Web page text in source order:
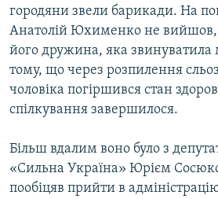
ІНФОГРАФІКА
ДОЛУЧАЙСЯ!
Усі сайти RFE/RL
городяни звели барикади. На
Анатолій Юхименко не
його дружина, яка звинуватила
тому, що через розпилення
чоловіка погіршився стан
спілкування завершилося.
Більш вдалим воно було з
«Сильна Україна» Юрієм
пообіцяв прийти в